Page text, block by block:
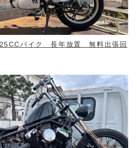
バイク 長年放置 無料出張回